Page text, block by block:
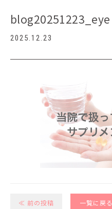
blog20251223_eye
2025.12.23
≪ 前の投稿 一覧に戻る